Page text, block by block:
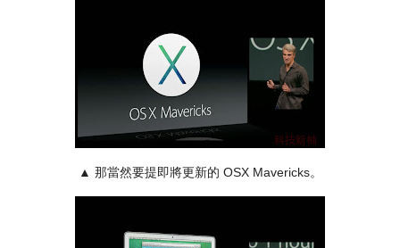
▲ 那當然要提即將更新的 OSX Mavericks。